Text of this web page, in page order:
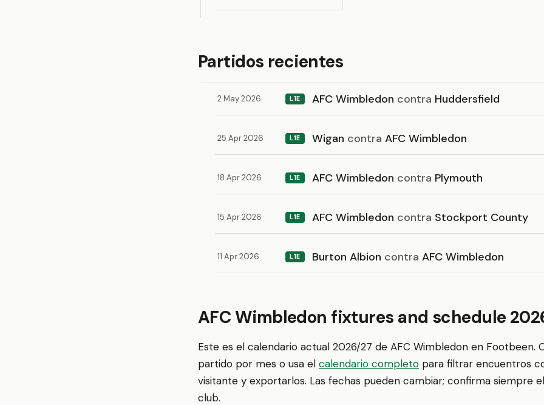
Partidos recientes
2 May 2026 L1E AFC Wimbledon contra Huddersfield
25 Apr 2026 L1E Wigan contra AFC Wimbledon
18 Apr 2026 L1E AFC Wimbledon contra Plymouth
15 Apr 2026 L1E AFC Wimbledon contra Stockport County
11 Apr 2026 L1E Burton Albion contra AFC Wimbledon
AFC Wimbledon fixtures and schedule
Este es el calendario actual 2026/27 de AFC Wimbledon en Footbeen.
partido por mes o usa el calendario completo para filtrar encuentros
visitante y exportarlos. Las fechas pueden cambiar; confirma siempre
club.